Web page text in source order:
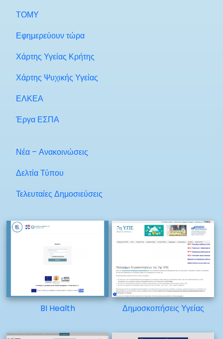
ΤΟΜΥ
Εφημερεύουν τώρα
Χάρτης Υγείας Κρήτης
Χάρτης Ψυχικής Υγείας
ΕΛΚΕΑ
Έργα ΕΣΠΑ
Νέα – Ανακοινώσεις
Δελτία Τύπου
Τελευταίες Δημοσιεύσεις
BI Health Δημοσκοπήσεις Υγείας